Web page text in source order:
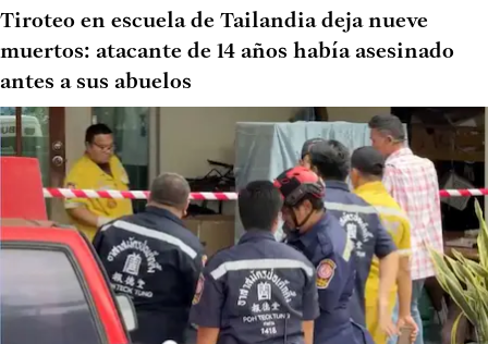
Tiroteo en escuela de Tailandia deja nueve
muertos: atacante de 14 años había asesinado
antes a sus abuelos